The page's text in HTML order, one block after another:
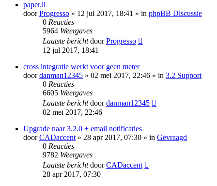
paper.li
doorProgresso » 12 jul 2017, 18:41 » in phpBB Discussie
0 Reacties
5964 Weergaves
Laatste berichtdoorProgresso
12 jul 2017, 18:41
cross integratie werkt voor geen meter
doordanman12345 » 02 mei 2017, 22:46 » in 3.2 Support
0 Reacties
6605 Weergaves
Laatste berichtdoordanman12345
02 mei 2017, 22:46
Upgrade naar 3.2.0 + email notificaties
doorCADaccent» 28 apr 2017, 07:30 » in Gevraagd
0 Reacties
9782 Weergaves
Laatste berichtdoorCADaccent
28 apr 2017, 07:30